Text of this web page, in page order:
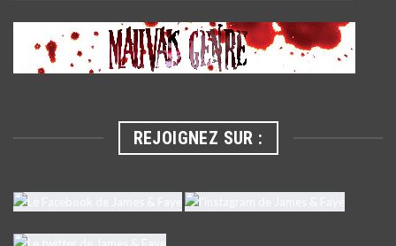
REJOIGNEZ SUR :